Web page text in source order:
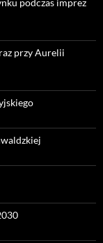
przy Aurelii